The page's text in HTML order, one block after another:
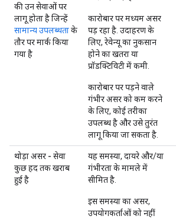
की उन सेवाओं पर
लागू होता है जिन्हें
सामान्य उपलब्धताके
तौर पर मार्क किया
गया है
कारोबार पर मध्यम असर
पड़ रहा है. उदाहरण के
लिए, रेवेन्यू का नुकसान
होने का खतरा या
प्रॉडक्टिविटी में कमी.
कारोबार पर पड़ने वाले
गंभीर असर को कम करने
के लिए, कोई तरीका
उपलब्ध है और उसे तुरंत
लागू किया जा सकता है.
थोड़ा असर - सेवा
कुछ हद तक खराब
हुई है
यह समस्या, दायरे और/या
गंभीरता के मामले में
सीमित है.
इस समस्या का असर,
उपयोगकर्ताओं को नहीं